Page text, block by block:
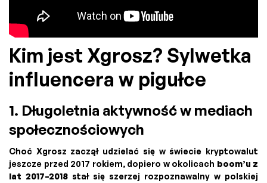
Kim jest Xgrosz? Sylwetka
influencera w pigułce
1. Długoletnia aktywność w mediach
społecznościowych
Choć Xgrosz zaczął udzielać się w świecie kryptowalut
jeszcze przed 2017 rokiem, dopiero w okolicach boom’u z
lat 2017–2018 stał się szerzej rozpoznawalny w polskiej